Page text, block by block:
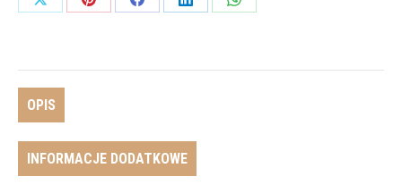
OPIS
INFORMACJE DODATKOWE